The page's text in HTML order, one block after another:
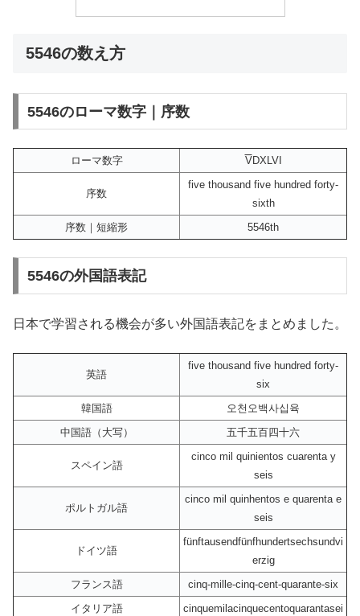
5546の数え方
5546のローマ数字｜序数
ローマ数字 VDXLVI
序数
five thousand five hundred forty-
sixth
序数｜短縮形
5546th
5546の外国語表記
日本で学習される機会が多い外国語表記をまとめました。
英語
five thousand five hundred forty-
six
韓国語
오천오백사십육
中国語（大写）
五千五百四十六
スペイン語
cinco mil quinientos cuarenta y
seis
ポルトガル語
cinco mil quinhentos e quarenta e
seis
ドイツ語
fünftausendfünfhundertsechsundvi
erzig
フランス語
cinq-mille-cinq-cent-quarante-six
イタリア語
cinquemilacinquecentoquarantasei